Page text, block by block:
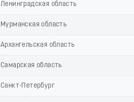
Ленинградская область
Мурманская область
Архангельская область
Самарская область
Санкт-Петербург